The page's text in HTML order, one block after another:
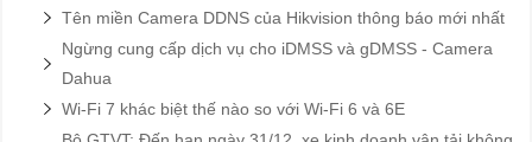
Tên miền Camera DDNS của Hikvision thông báo mới nhất
Ngừng cung cấp dịch vụ cho iDMSS và gDMSS - Camera
Dahua
Wi-Fi 7 khác biệt thế nào so với Wi-Fi 6 và 6E